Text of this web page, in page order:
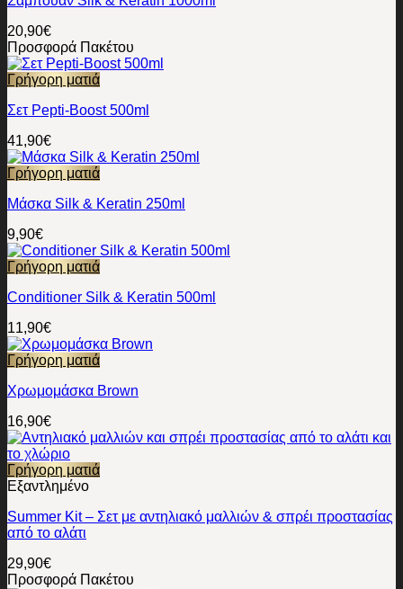
20,90€
Προσφορά Πακέτου
Γρήγορη ματιά
Σετ Pepti-Boost 500ml
41,90€
Γρήγορη ματιά
Μάσκα Silk & Keratin 250ml
9,90€
Γρήγορη ματιά
Conditioner Silk & Keratin 500ml
11,90€
Γρήγορη ματιά
Χρωμομάσκα Brown
16,90€
Γρήγορη ματιά
Εξαντλημένο
Summer Kit – Σετ με αντηλιακό μαλλιών & σπρέι προστασίας
από το αλάτι
29,90€
Προσφορά Πακέτου